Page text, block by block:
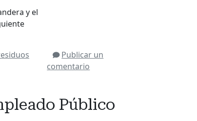
y el
Publicar un
comentario
Público